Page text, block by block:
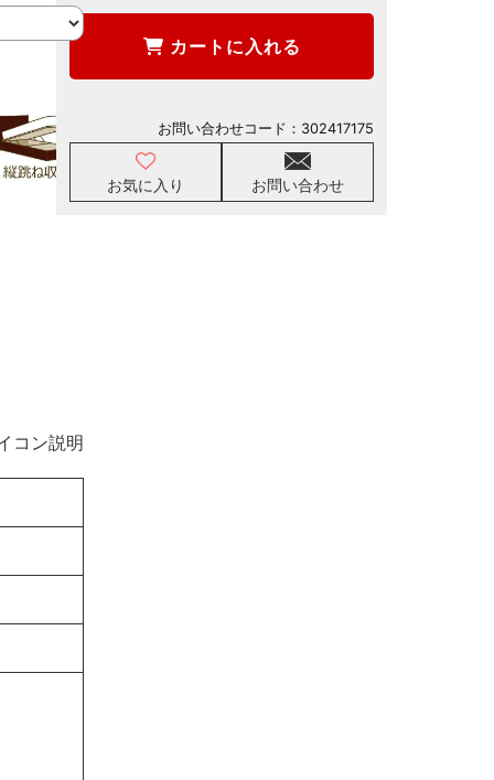
コン説明
カートに入れる
お気に入り お問い合わせ
お問い合わせコード： 302417175